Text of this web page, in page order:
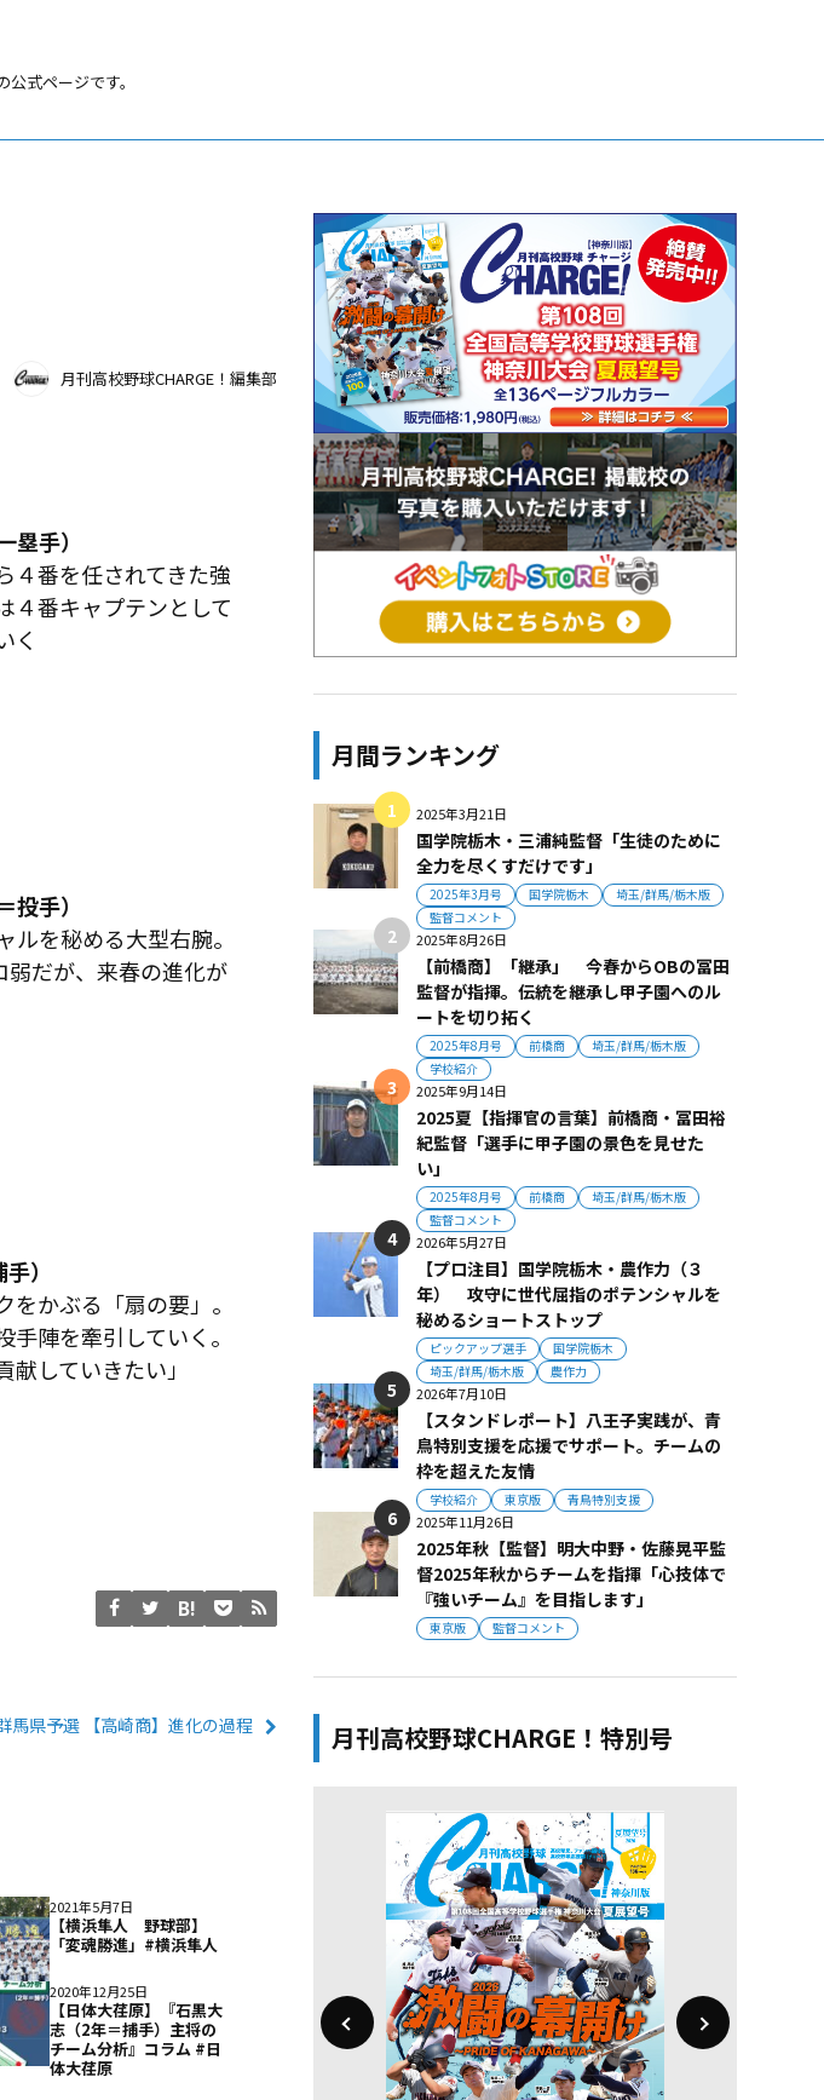
式ページです。
月刊高校野球CHARGE！編集部
手）
４番を任されてきた強
４番キャプテンとして
く
手）
ルを秘める大型右腕。
弱だが、来春の進化が
）
をかぶる「扇の要」。
手陣を牽引していく。
献していきたい」
馬県予選 【高崎商】進化の過程
2021年5月7日
【横浜隼人 野球部】
「変魂勝進」#横浜隼人
2020年12月25日
【日体大荏原】『石黒大
志（2年＝捕手）主将の
チーム分析』コラム #日
体大荏原
月間ランキング
2025年3月21日
国学院栃木・三浦純監督「生徒のために
全力を尽くすだけです」
2025年3月号 国学院栃木
埼玉/群馬/栃木版
監督コメント
2025年8月26日
【前橋商】「継承」 今春からOBの冨田
監督が指揮。伝統を継承し甲子園へのル
ートを切り拓く
2025年8月号 前橋商
埼玉/群馬/栃木版
学校紹介
2025年9月14日
2025夏【指揮官の言葉】前橋商・冨田裕
紀監督「選手に甲子園の景色を見せた
い」
2025年8月号 前橋商
埼玉/群馬/栃木版
監督コメント
2026年5月27日
【プロ注目】国学院栃木・農作力（３
年） 攻守に世代屈指のポテンシャルを
秘めるショートストップ
ピックアップ選手
国学院栃木
埼玉/群馬/栃木版
農作力
2026年7月10日
【スタンドレポート】八王子実践が、青
鳥特別支援を応援でサポート。チームの
枠を超えた友情
学校紹介 東京版 青鳥特別支援
2025年11月26日
2025年秋【監督】明大中野・佐藤晃平監
督2025年秋からチームを指揮「心技体で
『強いチーム』を目指します」
東京版 監督コメント
月刊高校野球CHARGE！特別号